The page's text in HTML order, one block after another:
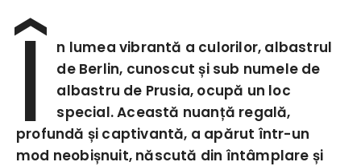
Î
n lumea vibrantă a culorilor, albastrul
de Berlin, cunoscut și sub numele de
albastru de Prusia, ocupă un loc
special. Această nuanță regală,
profundă și captivantă, a apărut într-un
mod neobișnuit, născută din întâmplare și